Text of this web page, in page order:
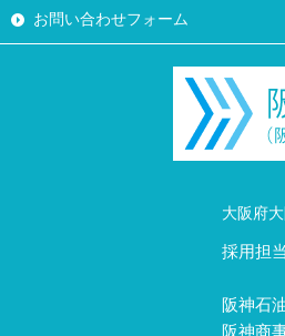
お問い合わせフォーム
大阪府
採用担当
阪神石
阪神商